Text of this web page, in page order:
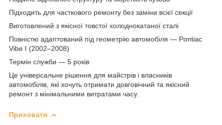
Підходить для часткового ремонту без заміни всієї секції
Виготовлений з якісної товстої холоднокатаної сталі
Повністю адаптований під геометрію автомобіля — Pontiac
Vibe I (2002–2008)
Термін служби — 5 років
Це універсальне рішення для майстрів і власників
автомобілів, які хочуть отримати довговічний та якісний
ремонт з мінімальними витратами часу.
Приховати